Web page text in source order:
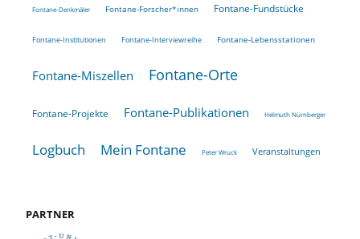
Fontane-Denkmäler Fontane-Forscher*innen Fontane-Fundstücke
Fontane-Institutionen Fontane-Interviewreihe Fontane-Lebensstationen
Fontane-Miszellen Fontane-Orte
Fontane-Projekte Fontane-Publikationen Helmuth Nürnberger
Logbuch Mein Fontane Peter Wruck Veranstaltungen
PARTNER